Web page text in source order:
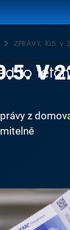
ZPRÁVY, 10.5. v
to fetch
V
z